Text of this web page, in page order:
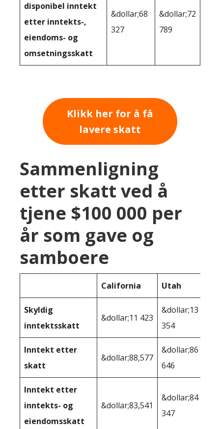
disponibel inntekt
etter inntekts-,
eiendoms- og
omsetningsskatt
&dollar;68
327
&dollar;72
789
Klikk her for å få
lavere skatt
Sammenligning
etter skatt ved å
tjene $100 000 per
år som gave og
samboere
California Utah
Skyldig
inntektsskatt
&dollar;11 423
&dollar;13
354
Inntekt etter
skatt
&dollar;88,577
&dollar;86
646
Inntekt etter
inntekts- og
eiendomsskatt
&dollar;83,541
&dollar;84
347